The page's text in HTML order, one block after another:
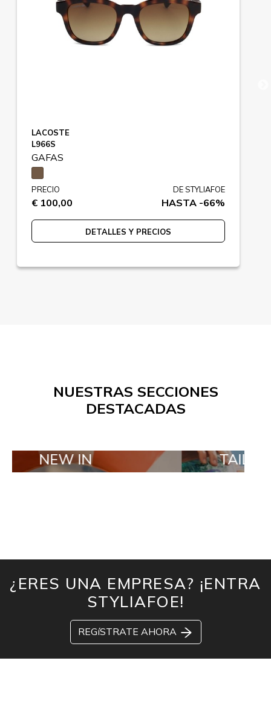
LACOSTE
L966S
GAFAS
PRECIO
€ 100,00
DE STYLIAFOE
HASTA -66%
DETALLES Y PRECIOS
NUESTRAS SECCIONES
DESTACADAS
TAILOR MADE
¿ERES UNA EMPRESA? ¡ENTRA
STYLIAFOE!
REGíSTRATE AHORA